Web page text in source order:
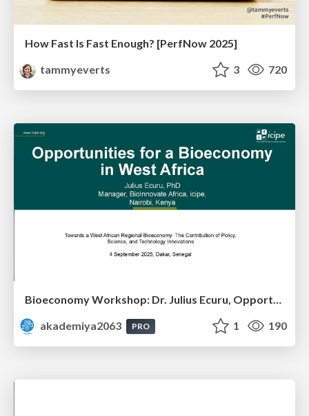
How Fast Is Fast Enough? [PerfNow 2025]
tammyeverts
3 720
Bioeconomy Workshop: Dr. Julius Ecuru, Opportunities for a Bioeconomy in West Africa
akademiya2063
PRO 1 190